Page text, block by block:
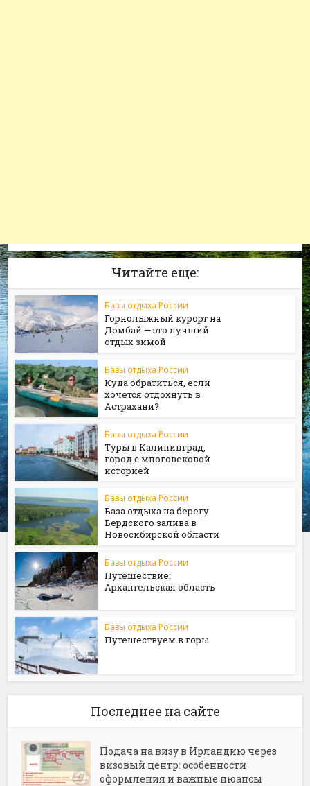
Читайте еще:
Базы отдыха России
Горнолыжный курорт на
Домбай — это лучший
отдых зимой
Базы отдыха России
Куда обратиться, если
хочется отдохнуть в
Астрахани?
Базы отдыха России
Туры в Калининград,
город с многовековой
историей
Базы отдыха России
База отдыха на берегу
Бердского залива в
Новосибирской области
Базы отдыха России
Путешествие:
Архангельская область
Базы отдыха России
Путешествуем в горы
Последнее на сайте
Подача на визу в Ирландию через
визовый центр: особенности
оформления и важные нюансы